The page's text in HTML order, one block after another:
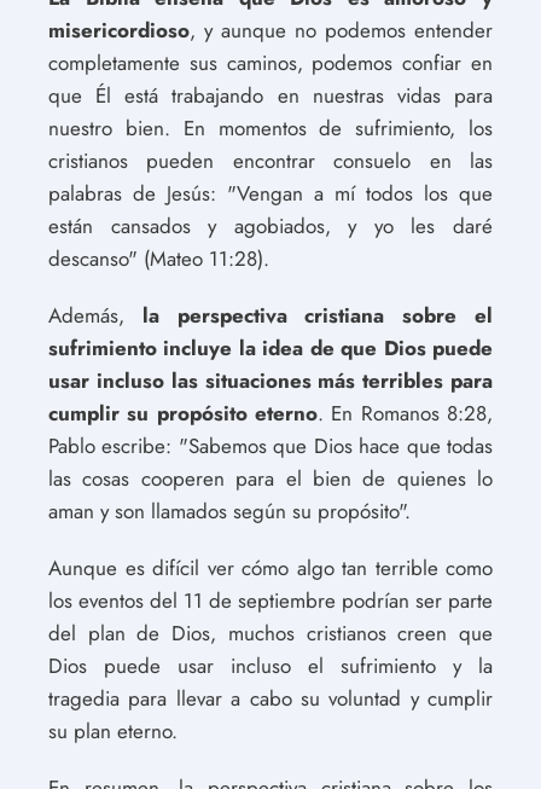
misericordioso, y aunque no podemos entender
completamente sus caminos, podemos confiar en
que Él está trabajando en nuestras vidas para
nuestro bien. En momentos de sufrimiento, los
cristianos pueden encontrar consuelo en las
palabras de Jesús: "Vengan a mí todos los que
están cansados y agobiados, y yo les daré
descanso" (Mateo 11:28).
Además, la perspectiva cristiana sobre el
sufrimiento incluye la idea de que Dios puede
usar incluso las situaciones más terribles para
cumplir su propósito eterno. En Romanos 8:28,
Pablo escribe: "Sabemos que Dios hace que todas
las cosas cooperen para el bien de quienes lo
aman y son llamados según su propósito".
Aunque es difícil ver cómo algo tan terrible como
los eventos del 11 de septiembre podrían ser parte
del plan de Dios, muchos cristianos creen que
Dios puede usar incluso el sufrimiento y la
tragedia para llevar a cabo su voluntad y cumplir
su plan eterno.